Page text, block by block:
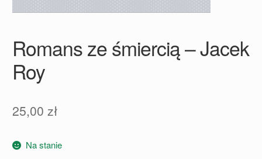
Romans ze śmiercią – Jacek
Roy
25,00 zł
Na stanie